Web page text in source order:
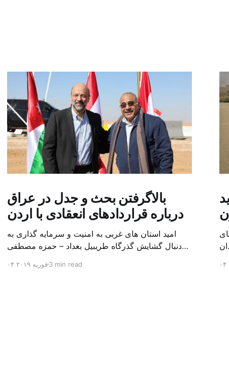
بالاگرفتن بحث و جدل در عراق
درباره قراردادهای انعقادی با اردن
امید استان های غربی به امنیت و سرمایه گذاری به
دنبال گشایش گذرگاه طریبیل بغداد – حمزه مصطفی
طریبیل توسط عادل عبد المهدی نخست وزیر عراق و
۰۴ فوریه ۲۰۱۹3 min read